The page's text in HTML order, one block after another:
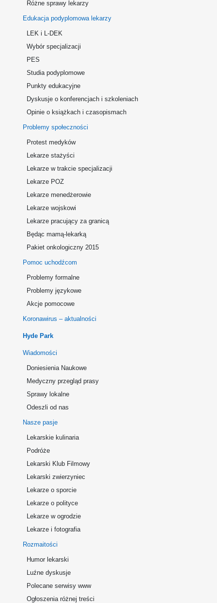
Różne sprawy lekarzy
Edukacja podyplomowa lekarzy
LEK i L-DEK
Wybór specjalizacji
PES
Studia podyplomowe
Punkty edukacyjne
Dyskusje o konferencjach i szkoleniach
Opinie o książkach i czasopismach
Problemy społeczności
Protest medyków
Lekarze stażyści
Lekarze w trakcie specjalizacji
Lekarze POZ
Lekarze menedżerowie
Lekarze wojskowi
Lekarze pracujący za granicą
Będąc mamą-lekarką
Pakiet onkologiczny 2015
Pomoc uchodźcom
Problemy formalne
Problemy językowe
Akcje pomocowe
Koronawirus – aktualności
Hyde Park
Wiadomości
Doniesienia Naukowe
Medyczny przegląd prasy
Sprawy lokalne
Odeszli od nas
Nasze pasje
Lekarskie kulinaria
Podróże
Lekarski Klub Filmowy
Lekarski zwierzyniec
Lekarze o sporcie
Lekarze o polityce
Lekarze w ogrodzie
Lekarze i fotografia
Rozmaitości
Humor lekarski
Luźne dyskusje
Polecane serwisy www
Ogłoszenia różnej treści